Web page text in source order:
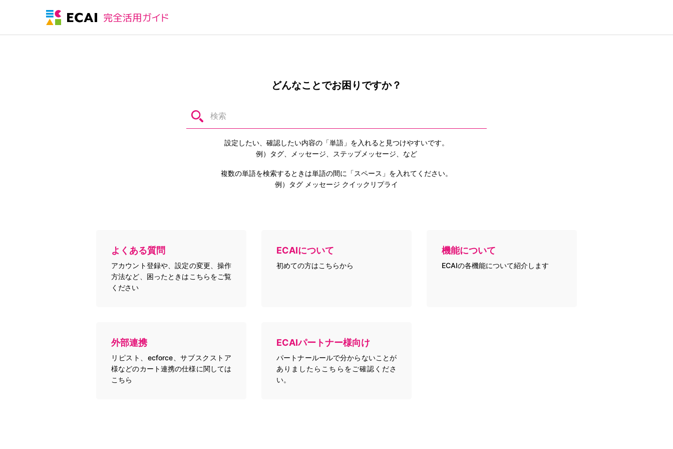
どんなことでお困りですか？
設定したい、確認したい内容の「単語」を入れると 見つけやすいです。
例）タグ、メッセージ、ステップメッセージ、など
複数の単語を検索するときは単語の間に「スペース」を入れてください。
例）タグ メッセージ クイックリプライ
よくある質問
アカウント登録や、設定の変更、操作
方法など、困ったときはこちらをご覧
ください
ECAIについて
初めての方はこちらから
機能について
ECAIの各機能について紹介します
外部連携
リピスト、ecforce、サブスクストア
様などのカート連携の仕様に関しては
こちら
ECAIパートナー様向け
パートナールールで分からないことが
ありましたらこちらをご確認くださ
い。